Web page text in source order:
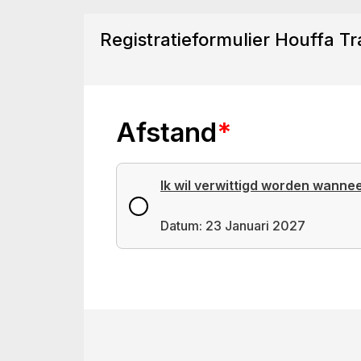
Registratieformulier Houffa
Afstand*
Ik wil verwittigd worden
Datum: 23 Januari 2027